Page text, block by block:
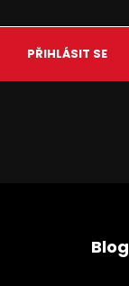
PŘIHLÁSIT SE
Blog